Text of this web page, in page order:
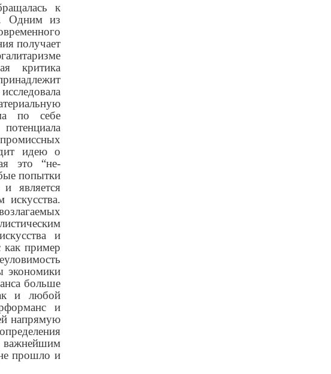
к
Одним из
получает
критика
по себе
идею о
это “не-
попытки
является
и
как пример
экономики
больше
и любой
и
напрямую
важнейшим
прошло и